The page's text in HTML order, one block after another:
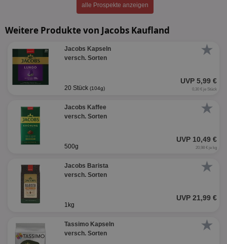
alle Prospekte anzeigen
Weitere Produkte von Jacobs Kaufland
★
Jacobs Kapseln
versch. Sorten
UVP 5,99 €
20 Stück (104g) 0,30 € je Stück
★
Jacobs Kaffee
versch. Sorten
UVP 10,49 €
500g 20,98 € je kg
★
Jacobs Barista
versch. Sorten
UVP 21,99 €
1kg
★
Tassimo Kapseln
versch. Sorten